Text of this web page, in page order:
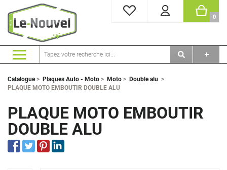
MES FAVORIS
0
Catalogue> Plaques Auto - Moto > Moto > Double alu >
PLAQUE MOTO EMBOUTIR DOUBLE ALU
PLAQUE MOTO EMBOUTIR
DOUBLE ALU